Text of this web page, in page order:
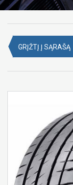
GRĮŽTĮ Į SĄRAŠĄ